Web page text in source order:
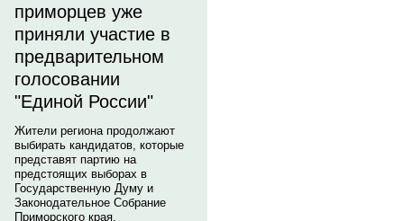
приморцев уже
приняли участие в
предварительном
голосовании
"Единой России"
Жители региона продолжают
выбирать кандидатов, которые
представят партию на
предстоящих выборах в
Государственную Думу и
Законодательное Собрание
Приморского края.